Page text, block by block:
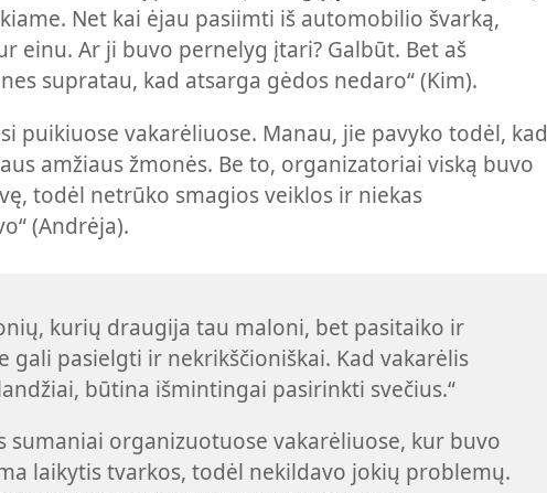
Net kai ėjau pasiimti iš automobilio švarką,
einu. Ar ji buvo pernelyg įtari? Galbūt. Bet aš
supratau, kad atsarga gėdos nedaro“ (Kim).
puikiuose vakarėliuose. Manau, jie pavyko todėl, kad
amžiaus žmonės. Be to, organizatoriai viską buvo
todėl netrūko smagios veiklos ir niekas
(Andrėja).
kurių draugija tau maloni, bet pasitaiko ir
gali pasielgti ir nekrikščioniškai. Kad vakarėlis
būtina išmintingai pasirinkti svečius.“
sumaniai organizuotuose vakarėliuose, kur buvo
laikytis tvarkos, todėl nekildavo jokių problemų.